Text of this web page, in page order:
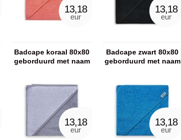
13,18
eur
Badcape koraal 80x80
geborduurd met naam
13,18
eur
Badcape zwart 80x80
geborduurd met naam
13,18
eur
13,18
eur